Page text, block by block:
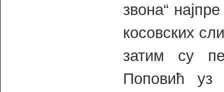
звона“
косовских
затим су
Поповић уз